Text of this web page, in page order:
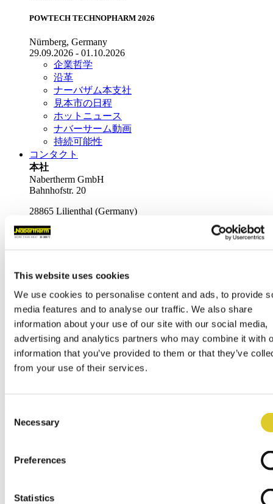
This website uses cookies
We use cookies to personalise content and ads, to provide
media features and to analyse our traffic. We also share
information about your use of our site with our social media,
advertising and analytics partners who may combine it with
information that you’ve provided to them or that they’ve
from your use of their services.
Selection
Necessary
Preferences
Statistics
POWTECH TECHNOPHARM 2026
Nürnberg, Germany
29.09.2026 - 01.10.2026
企業哲学
沿革
ナーバザム本支社
見本市の日程
ホットニュース
ナバーサーム動画
持続可能性
コンタクト
本社
Nabertherm GmbH
Bahnhofstr. 20
28865 Lilienthal (Germany)
Tel.+49 4298 922-0
Dr.-Sasse-Straße 31,
世界的販売網
本社
ナーバザム本支社
アフターサービスと交換部品
アートとクラフト 専門業者の検索
ディーラー ログイン
English
Français
русский